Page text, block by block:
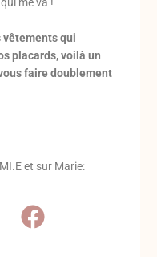
me va !
vêtements qui
placards, voilà un
faire doublement
et sur Marie:
F
a